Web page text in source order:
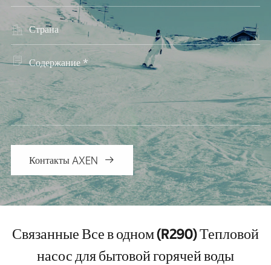


Контакты AXEN 
Связанные Все в одном (R290) Тепловой
насос для бытовой горячей воды